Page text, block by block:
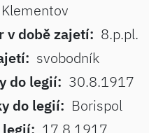
Klementov
v době zajetí: 8.p.pl.
svobodník
do legií: 30.8.1917
do legií: Borispol
legií: 17.8.1917